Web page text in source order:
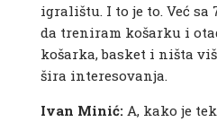
igralištu. I to je to. Već sa
da treniram košarku i
košarka, basket i ništa
šira interesovanja.
Ivan Minić:A, kako je